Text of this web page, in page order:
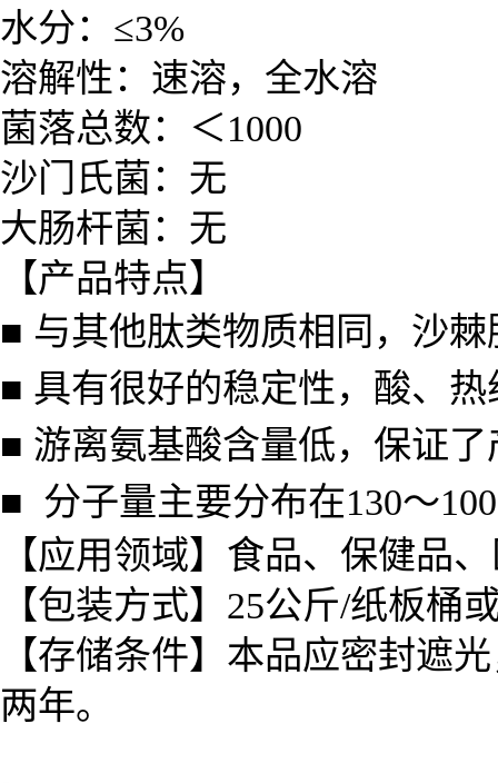
水分：≤3%
溶解性：速溶， 全水溶
菌落总数：＜1000
沙门氏菌：无
大肠杆菌：无
【产品特点】
■ 与其他肽类物质相同，沙
■ 具有很好的稳定性，酸、
■ 游离氨基酸含量低，保证
■ 分子量主要分布在130～
【应用领域】食品、保健品
【包装方式】25公斤/纸板桶
【存储条件】本品应密封遮
两年。